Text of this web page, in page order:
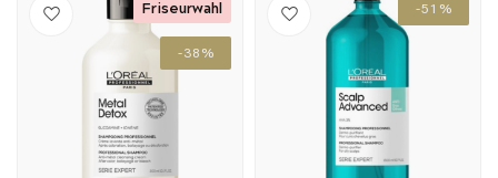
-38%
Friseurwahl -51%